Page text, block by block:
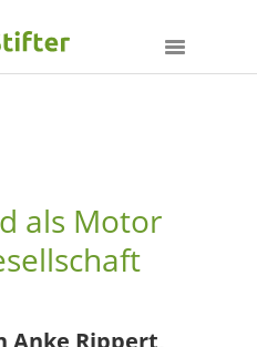
als Motor
Anke Rippert,